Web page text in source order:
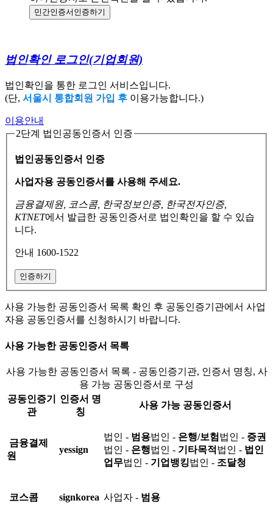
민간인증서 인증하기
법인확인 로그인(기업회원)
법인확인을 통한 로그인 서비스입니다.
(단, 서울시 통합회원 가입 후 이용가능합니다.)
이용안내
2단계 법인공동인증서 인증
법인공동인증서 인증
사업자용 공동인증서를 사용해 주세요.
금융결제원, 코스콤, 한국정보인증, 한국전자인증,
KTNET에서 발급한 공동인증서로 법인확인을 할 수 있습
니다.
안내 1600-1522
인증하기
사용 가능한 공동인증서 목록 확인 후 공동인증기관에서 사업
자용 공동인증서를 신청하시기 바랍니다.
사용 가능한 공동인증서 목록
사용 가능한 공동인증서 목록 - 공동인증기관, 인증서 명칭, 사
용 가능 공동인증서로 구성
공동인증기
관
인증서 명
칭
사용 가능 공동인증서
금융결제
원
yessign
법인 - 범용법인 - 은행/보험 법인 - 증권
법인 - 은행법인 - 기타목적 법인 - 법인
업무법인 - 기업뱅킹법인 - 조달청
코스콤 signkorea 사업자 - 범용